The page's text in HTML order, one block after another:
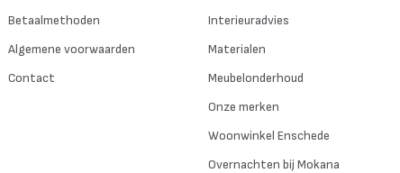
Betaalmethoden
Algemene voorwaarden
Contact
Interieuradvies
Materialen
Meubelonderhoud
Onze merken
Woonwinkel Enschede
Overnachten bij Mokana